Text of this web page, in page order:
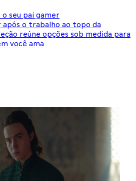
seu pai gamer
o trabalho ao topo da
reúne opções sob medida para
você ama